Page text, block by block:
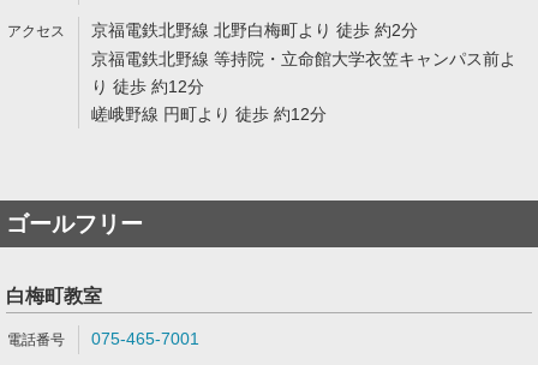
京福電鉄北野線 北野白梅町より 徒歩 約2分
京福電鉄北野線 等持院・立命館大学衣笠キャンパス前よ
り 徒歩 約12分
嵯峨野線 円町より 徒歩 約12分
ゴールフリー
白梅町教室
075-465-7001